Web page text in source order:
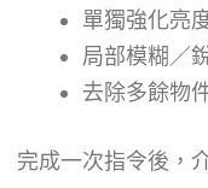
單獨強化亮
局部模糊／
去除多餘物
完成一次指令後，